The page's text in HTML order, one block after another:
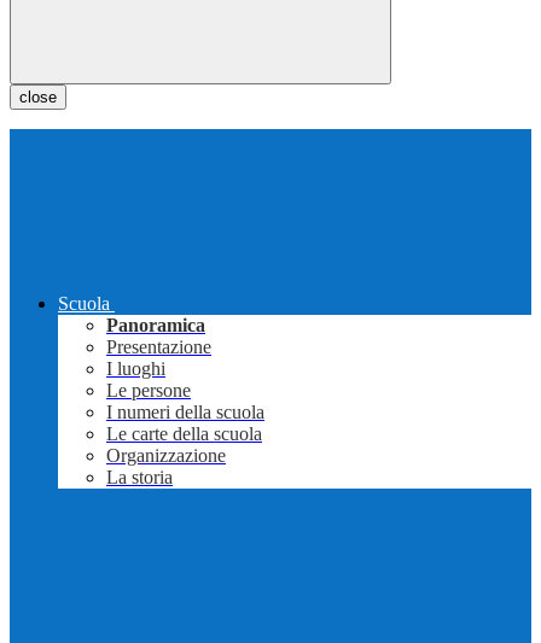
close
Scuola
Panoramica
Presentazione
I luoghi
Le persone
I numeri della scuola
Le carte della scuola
Organizzazione
La storia